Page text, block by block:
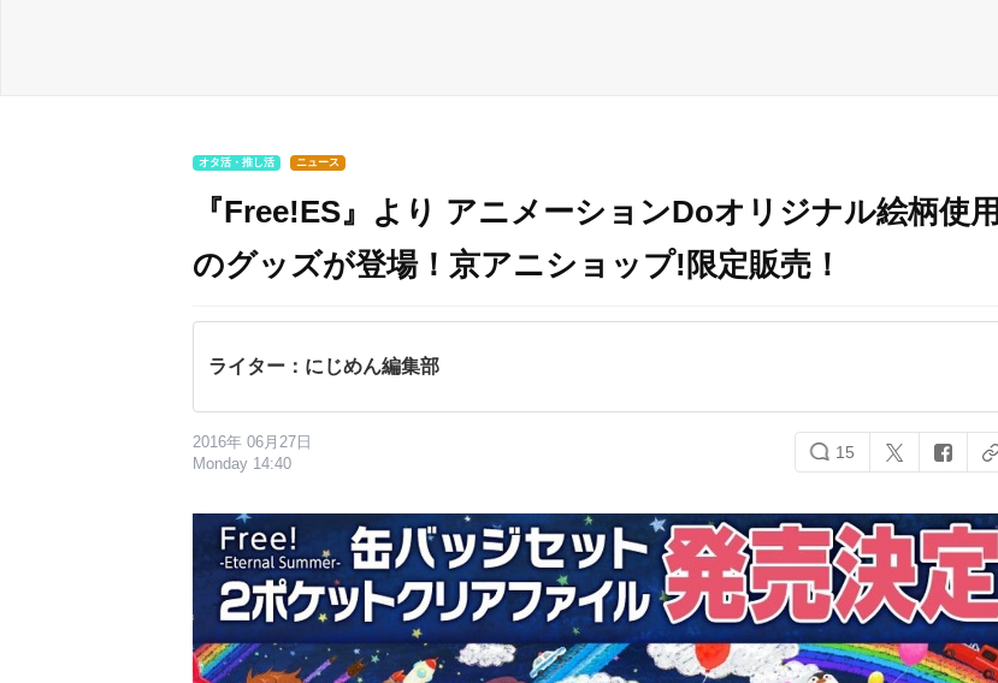
オタ活・推し活 ニュース
『Free!ES』より アニメーションDoオリジナル絵柄使用
のグッズが登場！京アニショップ!限定販売！
ライター：にじめん編集部
2016年 06月27日
Monday 14:40
15